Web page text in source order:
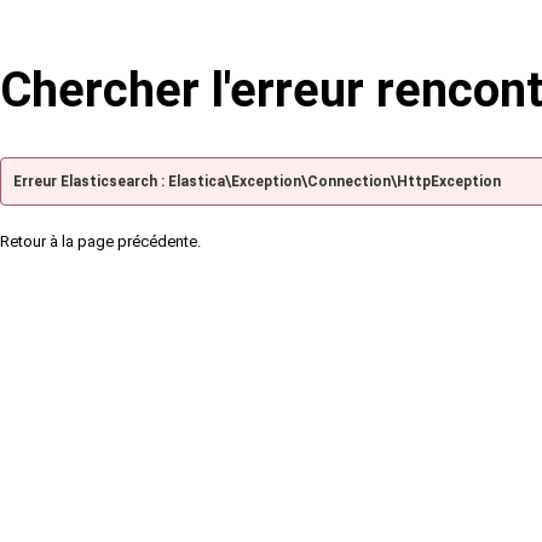
Chercher l'erreur
Erreur Elasticsearch : Elastica\Exception\Connection\HttpException
Retour à la page précédente.